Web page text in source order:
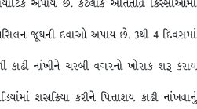
અપાય છે. કેટલાક અતિતીવ્ર કિસ્સાઓમાં
જૂથની દવાઓ અપાય છે. 3થી 4 દિવસમાં
નાંખીને ચરબી વગરનો ખોરાક શરૂ કરાય
શસ્ત્રક્રિયા કરીને પિત્તાશય કાઢી નાંખવાનું